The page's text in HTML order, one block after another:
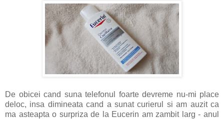
De obicei cand suna telefonul foarte devreme nu-mi place
deloc, insa dimineata cand a sunat curierul si am auzit ca
ma asteapta o surpriza de la Eucerin am zambit larg - anul